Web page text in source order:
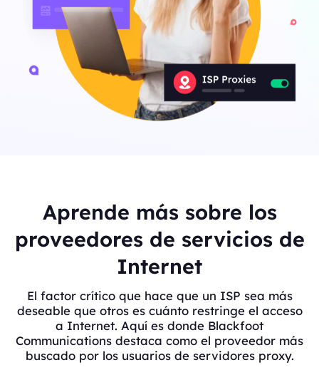
Aprende más sobre los
proveedores de servicios de
Internet
El factor crítico que hace que un ISP sea más
deseable que otros es cuánto restringe el acceso
a Internet. Aquí es donde Blackfoot
Communications destaca como el proveedor más
buscado por los usuarios de servidores proxy.